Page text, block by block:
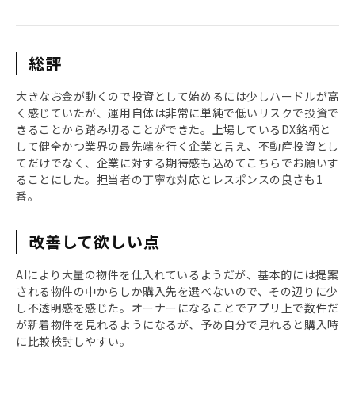
総評
大きなお金が動くので投資として始めるには少しハードルが高
く感じていたが、運用自体は非常に単純で低いリスクで投資で
きることから踏み切ることができた。上場しているDX銘柄と
して健全かつ業界の最先端を行く企業と言え、不動産投資とし
てだけでなく、企業に対する期待感も込めてこちらでお願いす
ることにした。担当者の丁寧な対応とレスポンスの良さも1
番。
改善して欲しい点
AIにより大量の物件を仕入れているようだが、基本的には提案
される物件の中からしか購入先を選べないので、その辺りに少
し不透明感を感じた。オーナーになることでアプリ上で数件だ
が新着物件を見れるようになるが、予め自分で見れると購入時
に比較検討しやすい。